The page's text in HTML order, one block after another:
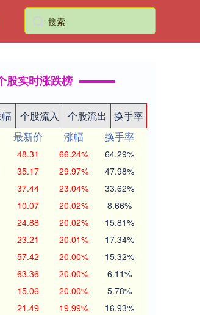
股实时涨跌榜
个股流入 个股流出
换手率
最新价 涨幅
换手率
48.31 66.24% 64.29%
35.17 29.97% 47.98%
37.44 23.04% 33.62%
10.07 20.02% 8.66%
24.88 20.02% 15.81%
23.21 20.01% 17.34%
57.42 20.00% 15.32%
63.36 20.00% 6.11%
15.06 20.00% 5.78%
21.49 19.99% 16.93%